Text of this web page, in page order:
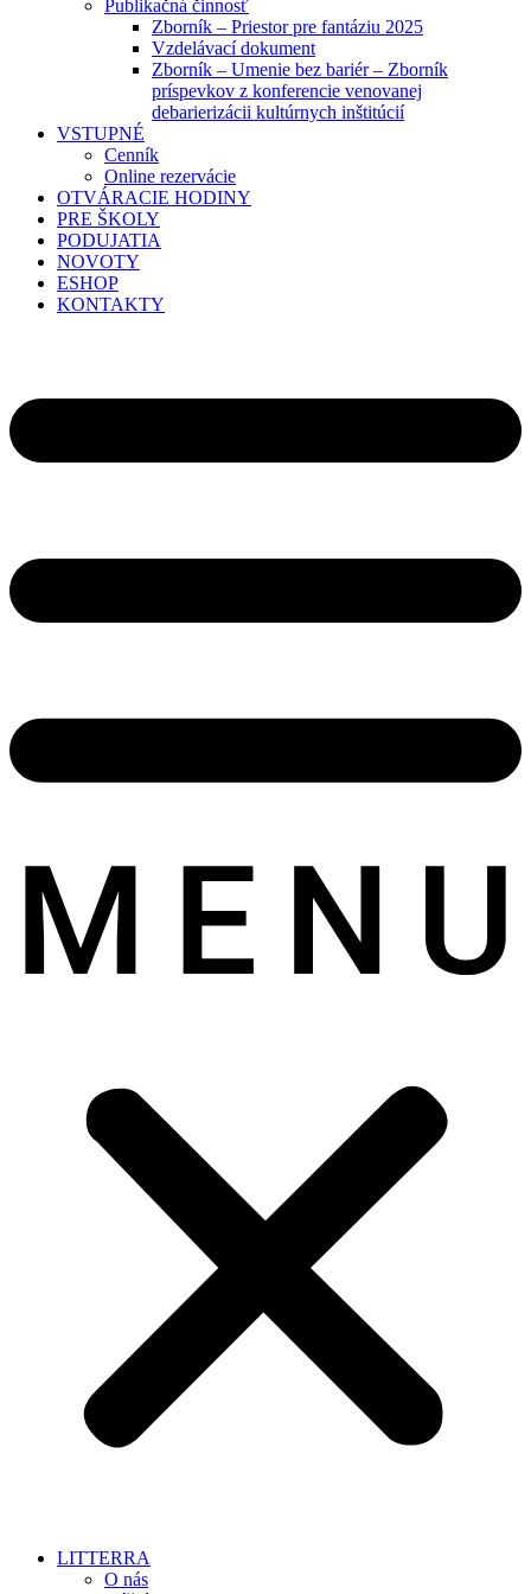
Publikačná činnosť
Zborník – Priestor pre fantáziu 2025
Vzdelávací dokument
Zborník – Umenie bez bariér – Zborník
príspevkov z konferencie venovanej
debarierizácii kultúrnych inštitúcií
VSTUPNÉ
Cenník
Online rezervácie
OTVÁRACIE HODINY
PRE ŠKOLY
PODUJATIA
NOVOTY
ESHOP
KONTAKTY
LITTERRA
O nás